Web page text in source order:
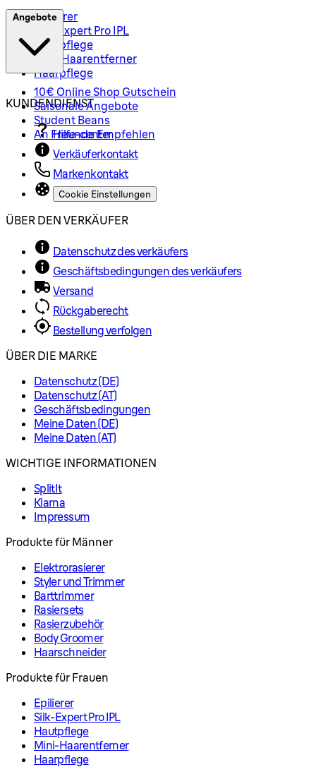
Epilierer
Silk-Expert Pro IPL
Hautpflege
Mini-Haarentferner
Haarpflege
Angebote
10€ Online Shop Gutschein
Saisonale Angebote
Student Beans
An Freunde Empfehlen
KUNDENDIENST
Hilfe-center
Verkäuferkontakt
Markenkontakt
Cookie Einstellungen
ÜBER DEN VERKÄUFER
Datenschutz des verkäufers
Geschäftsbedingungen des verkäufers
Versand
Rückgaberecht
Bestellung verfolgen
ÜBER DIE MARKE
Datenschutz (DE)
Datenschutz (AT)
Geschäftsbedingungen
Meine Daten (DE)
Meine Daten (AT)
WICHTIGE INFORMATIONEN
SplitIt
Klarna
Impressum
Produkte für Männer
Elektrorasierer
Styler und Trimmer
Barttrimmer
Rasiersets
Rasierzubehör
Body Groomer
Haarschneider
Produkte für Frauen
Epilierer
Silk-Expert Pro IPL
Hautpflege
Mini-Haarentferner
Haarpflege